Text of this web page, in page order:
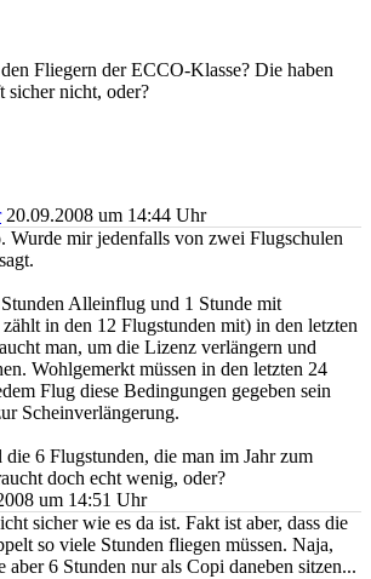
Fliegern der ECCO-Klasse? Die haben
sicher nicht, oder?
20.09.2008 um 14:44 Uhr
Wurde mir jedenfalls von zwei Flugschulen
Alleinflug und 1 Stunde mit
in den 12 Flugstunden mit) in den letzten
man, um die Lizenz verlängern und
Wohlgemerkt müssen in den letzten 24
Flug diese Bedingungen gegeben sein
Scheinverlängerung.
6 Flugstunden, die man im Jahr zum
doch echt wenig, oder?
um 14:51 Uhr
sicher wie es da ist. Fakt ist aber, dass die
so viele Stunden fliegen müssen. Naja,
aber 6 Stunden nur als Copi daneben sitzen...